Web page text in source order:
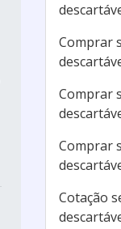
Comprar
Comprar
Comprar
Cotação